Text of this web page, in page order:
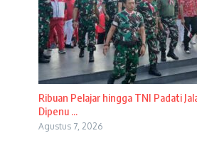
Ribuan Pelajar hingga TNI Padati
Dipenu ...
Agustus 7, 2026